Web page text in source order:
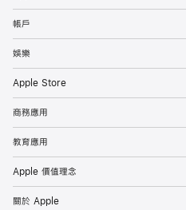
帳戶
娛樂
Apple Store
商務應用
教育應用
Apple 價值理念
關於 Apple